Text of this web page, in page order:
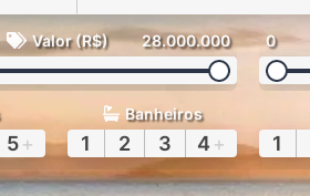
Valor (R$) 28.000.000 0
5+
Banheiros
1 2 3 4 + 1